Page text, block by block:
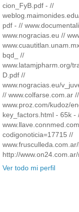
cion_FyB.pdf - //
pdf - //
www.nogracias.eu //
bqd_ //
www.latamjpharm.org/
D.pdf //
www.nogracias.eu/
// www.colfarse.com.ar //
www.proz.com/kudoz/
key_factors.html - 65k -
codigonoticia=17715 //
http://
Ver todo mi perfil